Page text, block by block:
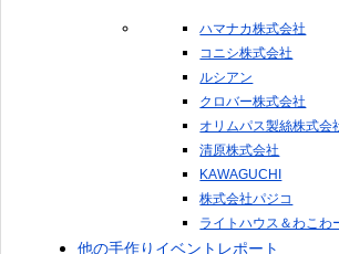
ハマナカ株式会社
コニシ株式会社
ルシアン
クロバー株式会社
オリムパス製絲株式会
清原株式会社
KAWAGUCHI
株式会社パジコ
ライトハウス＆わこわ
他の手作りイベントレポート